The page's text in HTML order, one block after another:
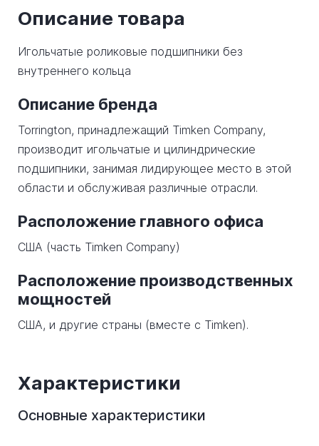
Описание товара
Игольчатые роликовые подшипники без
внутреннего кольца
Описание бренда
Torrington, принадлежащий Timken Company,
производит игольчатые и цилиндрические
подшипники, занимая лидирующее место в этой
области и обслуживая различные отрасли.
Расположение главного офиса
США (часть Timken Company)
Расположение производственных
мощностей
США, и другие страны (вместе с Timken).
Характеристики
Основные характеристики